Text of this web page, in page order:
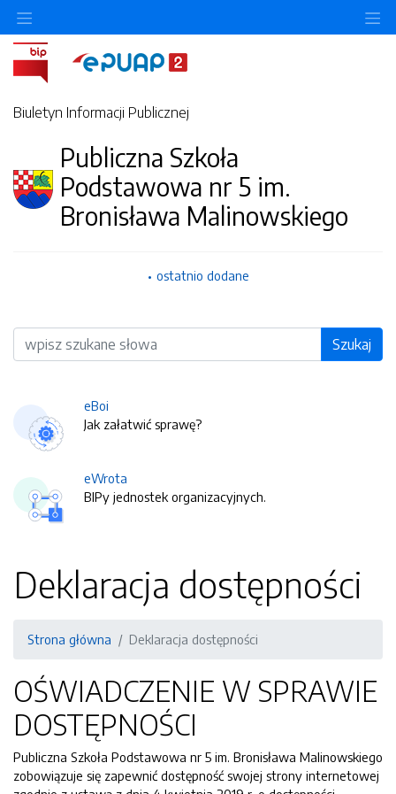
Biuletyn Informacji Publicznej
Publiczna Szkoła
Podstawowa nr 5 im.
Bronisława Malinowskiego
ostatnio dodane
Wyszukiwarka Szukaj
eBoi
Jak załatwić sprawę?
eWrota
BIPy jednostek organizacyjnych.
Deklaracja dostępności
Strona główna Deklaracja dostępności
OŚWIADCZENIE W SPRAWIE
DOSTĘPNOŚCI
Publiczna Szkoła Podstawowa nr 5 im. Bronisława Malinowskiego
zobowiązuje się zapewnić dostępność swojej strony internetowej